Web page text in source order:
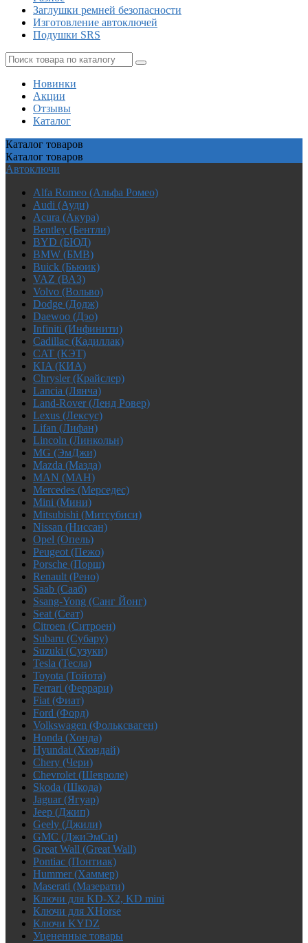
Заглушки ремней безопасности
Изготовление автоключей
Подушки SRS
Новинки
Акции
Отзывы
Каталог
Каталог товаров
Каталог товаров
Автоключи
Alfa Romeo (Альфа Ромео)
Audi (Ауди)
Acura (Акура)
Bentley (Бентли)
BYD (БЮД)
BMW (БМВ)
Buick (Бьюик)
VAZ (ВАЗ)
Volvo (Вольво)
Dodge (Додж)
Daewoo (Дэо)
Infiniti (Инфинити)
Cadillac (Кадиллак)
CAT (КЭТ)
KIA (КИА)
Chrysler (Крайслер)
Lancia (Лянча)
Land-Rover (Ленд Ровер)
Lexus (Лексус)
Lifan (Лифан)
Lincoln (Линкольн)
MG (ЭмДжи)
Mazda (Мазда)
MAN (МАН)
Mercedes (Мерседес)
Mini (Мини)
Mitsubishi (Митсубиси)
Nissan (Ниссан)
Opel (Опель)
Peugeot (Пежо)
Porsche (Порш)
Renault (Рено)
Saab (Сааб)
Ssang-Yong (Санг Йонг)
Seat (Сеат)
Citroen (Ситроен)
Subaru (Субару)
Suzuki (Сузуки)
Tesla (Тесла)
Toyota (Тойота)
Ferrari (Феррари)
Fiat (Фиат)
Ford (Форд)
Volkswagen (Фольксваген)
Honda (Хонда)
Hyundai (Хюндай)
Chery (Чери)
Chevrolet (Шевроле)
Skoda (Шкода)
Jaguar (Ягуар)
Jeep (Джип)
Geely (Джили)
GMC (ДжиЭмСи)
Great Wall (Great Wall)
Pontiac (Понтиак)
Hummer (Хаммер)
Maserati (Мазерати)
Ключи для KD-X2, KD mini
Ключи для XHorse
Ключи KYDZ
Уцененные товары